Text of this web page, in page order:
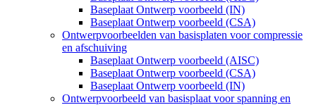
Baseplaat Ontwerp voorbeeld (IN)
Baseplaat Ontwerp voorbeeld (CSA)
Ontwerpvoorbeelden van basisplaten voor compressie
en afschuiving
Baseplaat Ontwerp voorbeeld (AISC)
Baseplaat Ontwerp voorbeeld (CSA)
Baseplaat Ontwerp voorbeeld (IN)
Ontwerpvoorbeeld van basisplaat voor spanning en